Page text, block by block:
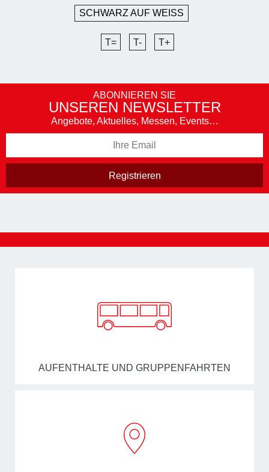
SCHWARZ AUF WEISS
T= T- T+
ABONNIEREN SIE
UNSEREN NEWSLETTER
Angebote, Aktuelles, Messen, Events…
AUFENTHALTE UND GRUPPENFAHRTEN